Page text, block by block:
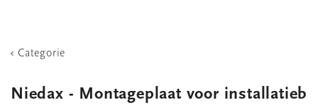
Categorie
Niedax - Montageplaat voor installatieb